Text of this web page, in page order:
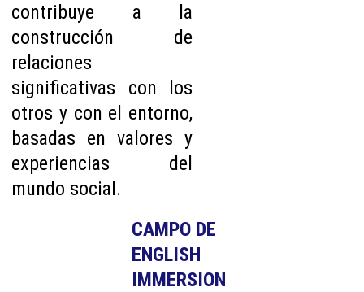
contribuye a la
construcción de
relaciones
significativas con los
otros y con el entorno,
basadas en valores y
experiencias del
mundo social.
CAMPO DE
ENGLISH
IMMERSION